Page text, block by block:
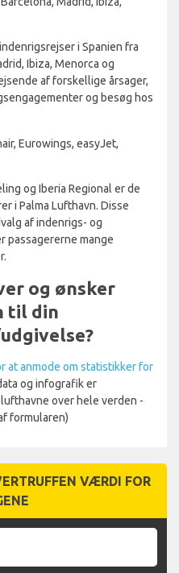
i Spanien fra
Ibiza, Menorca og
af forskellige årsager,
og besøg hos
Eurowings, easyJet,
og Iberia Regional er de
i Palma Lufthavn. Disse
af indenrigs- og
passagererne mange
og ønsker
til din
at anmode om statistikker for
og infografik er
over hele verden -
formularen)
VÆRDI FOR